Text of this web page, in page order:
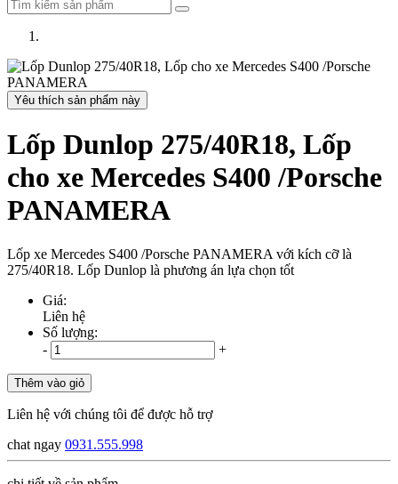
Yêu thích sản phẩm này
Lốp Dunlop 275/40R18, Lốp
cho xe Mercedes S400 /Porsche
PANAMERA
Lốp xe Mercedes S400 /Porsche PANAMERA với kích cỡ là
275/40R18. Lốp Dunlop là phương án lựa chọn tốt
Giá:
Liên hệ
Số lượng:
-
+
Thêm vào giỏ
Liên hệ với chúng tôi để được hỗ trợ
chat ngay 0931.555.998